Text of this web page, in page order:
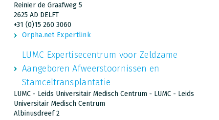
Reinier de Graafweg 5
2625 AD DELFT
+31 (0)15 260 3060
Orpha.net Expertlink
LUMC Expertisecentrum voor Zeldzame
Aangeboren Afweerstoornissen en
Stamceltransplantatie
LUMC - Leids Universitair Medisch Centrum - LUMC - Leids
Universitair Medisch Centrum
Albinusdreef 2